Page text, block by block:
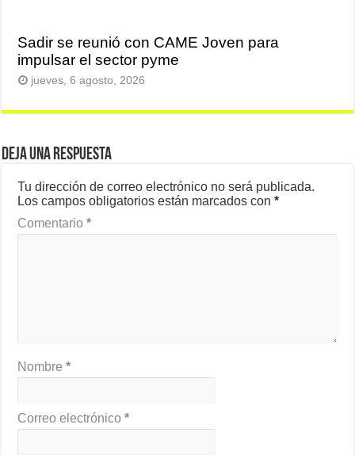
Sadir se reunió con CAME Joven para
impulsar el sector pyme
jueves, 6 agosto, 2026
Deja una respuesta
Tu dirección de correo electrónico no será publicada.
Los campos obligatorios están marcados con*
Comentario*
Nombre*
Correo electrónico*